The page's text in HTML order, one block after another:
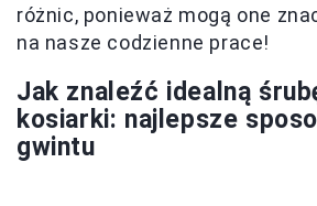
różnic, ponieważ mogą one
na nasze codzienne prace!
Jak znaleźć idealną
kosiarki: najlepsze
gwintu